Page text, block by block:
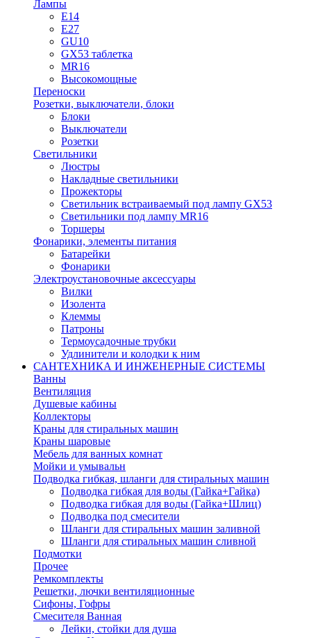
Лампы
E14
E27
GU10
GX53 таблетка
MR16
Высокомощные
Переноски
Розетки, выключатели, блоки
Блоки
Выключатели
Розетки
Светильники
Люстры
Накладные светильники
Прожекторы
Светильник встраиваемый под лампу GX53
Светильники под лампу MR16
Торшеры
Фонарики, элементы питания
Батарейки
Фонарики
Электроустановочные аксессуары
Вилки
Изолента
Клеммы
Патроны
Термоусадочные трубки
Удлинители и колодки к ним
САНТЕХНИКА И ИНЖЕНЕРНЫЕ СИСТЕМЫ
Ванны
Вентиляция
Душевые кабины
Коллекторы
Краны для стиральных машин
Краны шаровые
Мебель для ванных комнат
Мойки и умывальн
Подводка гибкая, шланги для стиральных машин
Подводка гибкая для воды (Гайка+Гайка)
Подводка гибкая для воды (Гайка+Шлиц)
Подводка под смесители
Шланги для стиральных машин заливной
Шланги для стиральных машин сливной
Подмотки
Прочее
Ремкомплекты
Решетки, лючки вентиляционные
Сифоны, Гофры
Смесителя Ванная
Лейки, стойки для душа